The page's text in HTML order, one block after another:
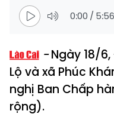
0:00 / 5:56
Ngày 18/
Lộ và xã Phúc
nghị Ban Chấp
rộng).